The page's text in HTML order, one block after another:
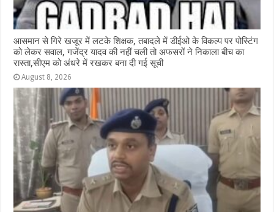
आसमान से गिरे खजूर में लटके शिक्षक, तबादले में डीईओ के विकल्प पर पोस्टिंग
को लेकर सवाल, गजेंद्र यादव की नहीं चली तो अफसरों ने निकाला बीच का
रास्ता,सीएम को अंधरे में रखकर बना दी गई सूची
August 8, 2026